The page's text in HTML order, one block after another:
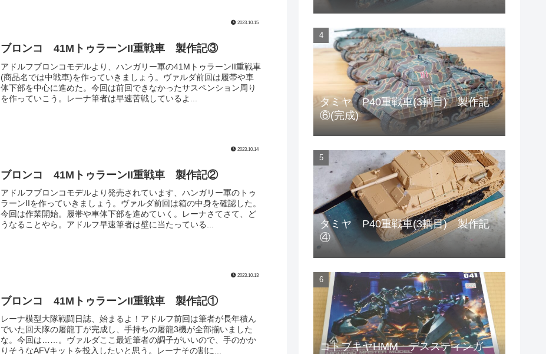
2023.10.15
ブロンコ 41MトゥラーンII重戦車 製作記③
アドルフブロンコモデルより、ハンガリー軍の41MトゥラーンII重戦車
(商品名では中戦車)を作っていきましょう。ヴァルダ前回は履帯や車
体下部を中心に進めた。今回は前回できなかったサスペンション周り
を作っていこう。レーナ筆者は早速苦戦しているよ...
2023.10.14
ブロンコ 41MトゥラーンII重戦車 製作記②
アドルフブロンコモデルより発売されています、ハンガリー軍のトゥ
ラーンIIを作っていきましょう。ヴァルダ前回は箱の中身を確認した。
今回は作業開始。履帯や車体下部を進めていく。レーナさてさて、ど
うなることやら。アドルフ早速筆者は壁に当たっている...
2023.10.13
ブロンコ 41MトゥラーンII重戦車 製作記①
レーナ模型大隊戦闘日誌、始まるよ！アドルフ前回は筆者が長年積ん
でいた回天隊の屠龍丁が完成し、手持ちの屠龍3機が全部揃いました
な。今回は……。ヴァルダここ最近筆者の調子がいいので、手のかか
りそうなAFVキットを投入したいと思う。レーナその割に...
タミヤ P40重戦車(3輌目) 製作記
⑥(完成)
タミヤ P40重戦車(3輌目) 製作記
④
コトブキヤHMM デススティンガ